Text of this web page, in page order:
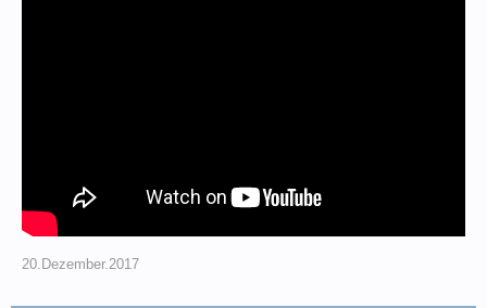
20.Dezember.2017